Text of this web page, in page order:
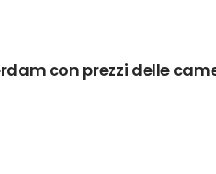
con prezzi delle